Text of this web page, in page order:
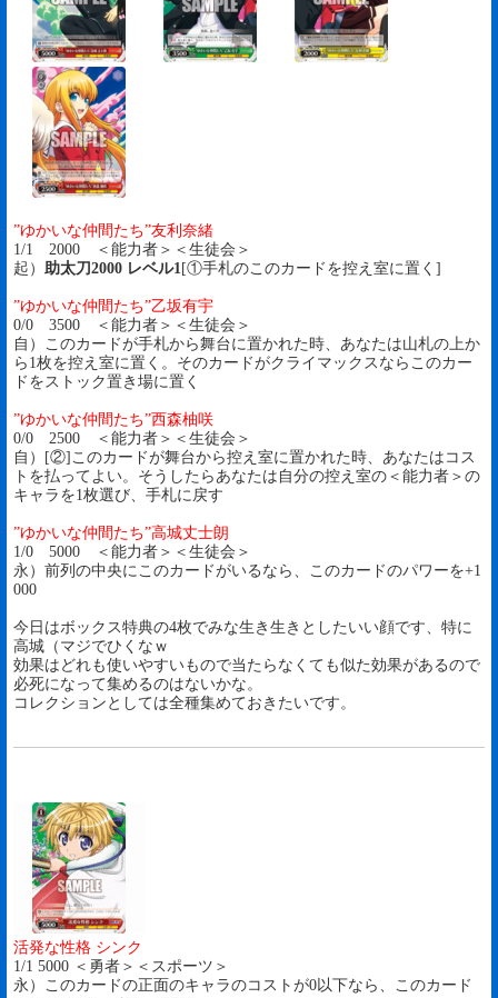
”ゆかいな仲間たち”友利奈緒
1/1 2000 ＜能力者＞＜生徒会＞
起） 助太刀2000 レベル1[①手札のこのカードを控え室に置く]
”ゆかいな仲間たち”乙坂有宇
0/0 3500 ＜能力者＞＜生徒会＞
自）このカードが手札から舞台に置かれた時、あなたは山札の上か
ら1枚を控え室に置く。そのカードがクライマックスならこのカー
ドをストック置き場に置く
”ゆかいな仲間たち”西森柚咲
0/0 2500 ＜能力者＞＜生徒会＞
自）[②]このカードが舞台から控え室に置かれた時、あなたはコス
トを払ってよい。そうしたらあなたは自分の控え室の＜能力者＞の
キャラを1枚選び、手札に戻す
”ゆかいな仲間たち”高城丈士朗
1/0 5000 ＜能力者＞＜生徒会＞
永）前列の中央にこのカードがいるなら、このカードのパワーを+1
000
今日はボックス特典の4枚でみな生き生きとしたいい顔です、特に
高城（マジでひくなｗ
効果はどれも使いやすいもので当たらなくても似た効果があるので
必死になって集めるのはないかな。
コレクションとしては全種集めておきたいです。
活発な性格 シンク
1/1 5000 ＜勇者＞＜スポーツ＞
永）このカードの正面のキャラのコストが0以下なら、このカード